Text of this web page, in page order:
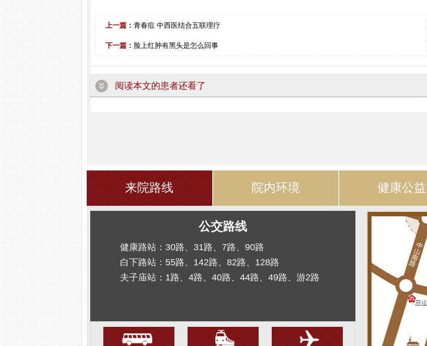
上一篇： 青春痘 中西医结合五联理疗
下一篇： 脸上红肿有黑头是怎么回事
阅读本文的患者还看了
来院路线 院内环境 健康公益
公交路线
健康路站：30路、31路、7路、90路
白下路站：55路、142路、82路、128路
夫子庙站：1路、4路、40路、44路、49路、游2路